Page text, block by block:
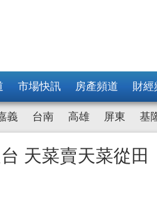
市場快訊 房產頻道 財經
義 台南 高雄 屏東 基
天菜賣天菜從田